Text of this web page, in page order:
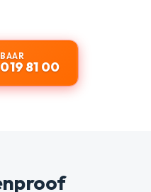
81 00